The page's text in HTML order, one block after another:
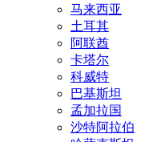
马来西亚
土耳其
阿联酋
卡塔尔
科威特
巴基斯坦
孟加拉国
沙特阿拉伯